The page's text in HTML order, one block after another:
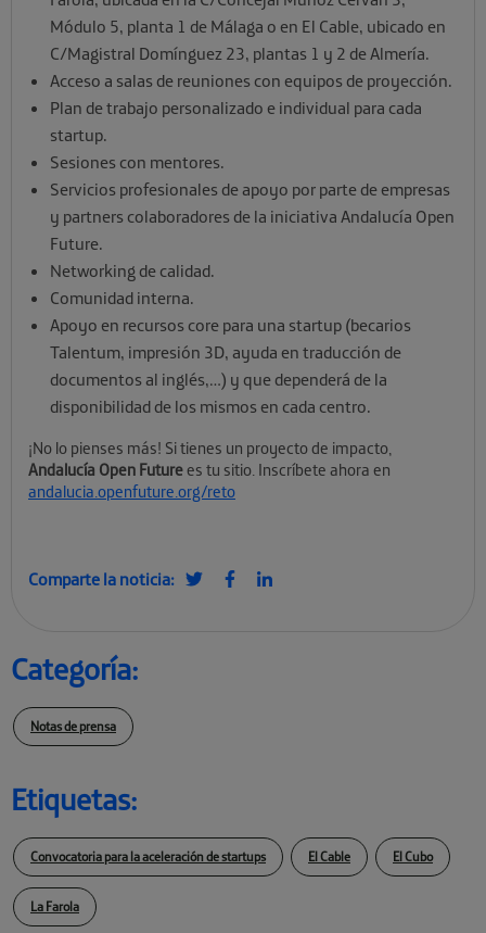
Módulo 5, planta 1 de Málaga o en El Cable, ubicado en
C/Magistral Domínguez 23, plantas 1 y 2 de Almería.
Acceso a salas de reuniones con equipos de proyección.
Plan de trabajo personalizado e individual para cada
startup.
Sesiones con mentores.
Servicios profesionales de apoyo por parte de empresas
y partners colaboradores de la iniciativa Andalucía Open
Future.
Networking de calidad.
Comunidad interna.
Apoyo en recursos core para una startup (becarios
Talentum, impresión 3D, ayuda en traducción de
documentos al inglés,…) y que dependerá de la
disponibilidad de los mismos en cada centro.
¡No lo pienses más! Si tienes un proyecto de impacto,
Andalucía Open Futurees tu sitio. Inscríbete ahora en
andalucia.openfuture.org/reto
Comparte la noticia:
Categoría:
Notas de prensa
Etiquetas:
Convocatoria para la aceleración de startups El Cable El Cubo
La Farola